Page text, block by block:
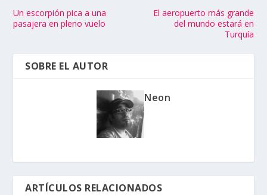
Un escorpión pica a una
pasajera en pleno vuelo
El aeropuerto más grande
del mundo estará en
Turquía
SOBRE EL AUTOR
Neon
ARTÍCULOS RELACIONADOS